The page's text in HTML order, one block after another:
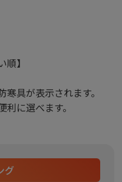
】
具が表示されます。
に選べます。
グ